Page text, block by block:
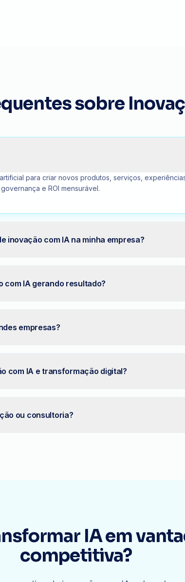
sobre
para criar novos produtos, serviços,
e ROI mensurável.
inovação com IA na minha empresa?
com IA gerando resultado?
empresas?
com IA e transformação digital?
ou consultoria?
IA em
competitiva?